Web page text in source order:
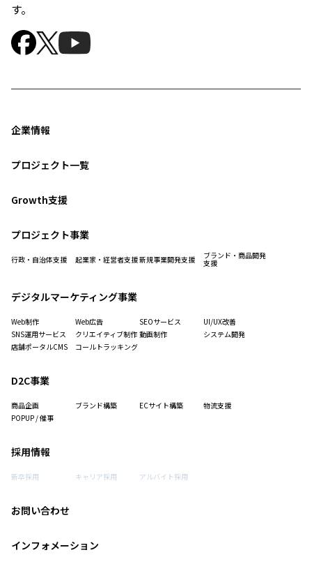
す。
企業情報
プロジェクト一覧
Growth支援
プロジェクト事業
行政・自治体支援 起業家・経営者支援新規事業開発支援 ブランド・商品開発
支援
デジタルマーケティング事業
Web制作 Web広告 SEOサービス
UI/UX改善
SNS運用サービス
クリエイティブ制作 動画制作
システム開発
店舗ポータルCMS
コールトラッキング
D2C事業
商品企画 ブランド構築 ECサイト構築
物流支援
POPUP / 催事
採用情報
新卒採用 キャリア採用 アルバイト採用
お問い合わせ
インフォメーション